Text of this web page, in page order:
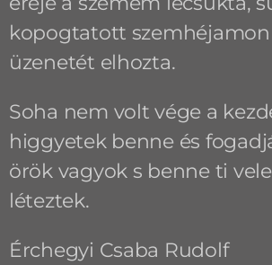
kopogtatott szemhéjamon
üzenetét elhozta.
Soha nem volt vége a
higgyetek benne és
örök vagyok s benne ti
léteztek.
Érchegyi Csaba Rudolf